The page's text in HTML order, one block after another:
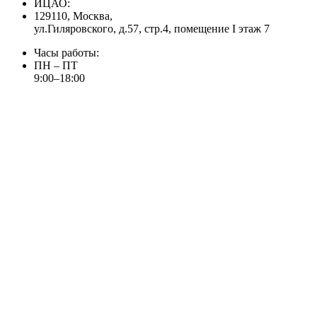
ИЦАО:
129110, Москва,
ул.Гиляровского, д.57, стр.4, помещение I этаж 7
Часы работы:
ПН – ПТ
9:00–18:00